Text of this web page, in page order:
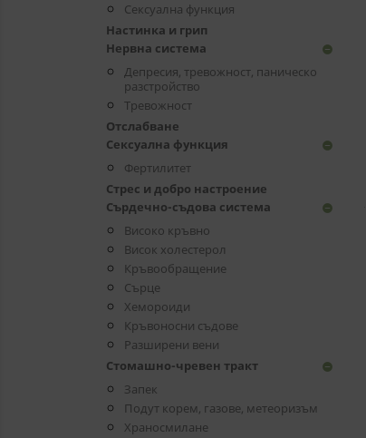
Сексуална функция
Настинка и грип
Нервна система
remove_circle
Депресия, тревожност, паническо
разстройство
Тревожност
Отслабване
Сексуална функция
remove_circle
Фертилитет
Стрес и добро настроение
Сърдечно-съдова система
remove_circle
Високо кръвно
Висок холестерол
Кръвообращение
Сърце
Хемороиди
Кръвоносни съдове
Разширени вени
Стомашно-чревен тракт
remove_circle
Запек
Подут корем, газове, метеоризъм
Храносмилане